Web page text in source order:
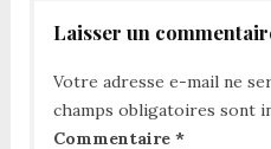
Laisser un
Votre adresse e-mail ne
champs obligatoires sont
Commentaire *